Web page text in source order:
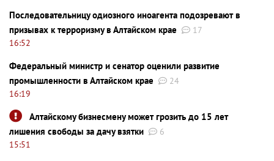
Последовательницу одиозного иноагента подозревают в
призывах к терроризму в Алтайском крае
17
16:52
Федеральный министр и сенатор оценили развитие
промышленности в Алтайском крае
24
16:19
Алтайскому бизнесмену может грозить до 15 лет
лишения свободы за дачу взятки
6
15:51